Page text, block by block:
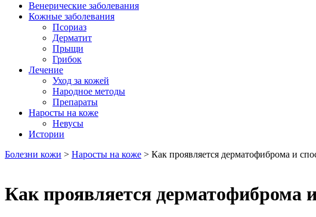
Венерические заболевания
Кожные заболевания
Псориаз
Дерматит
Прыщи
Грибок
Лечение
Уход за кожей
Народное методы
Препараты
Наросты на коже
Невусы
Истории
Болезни кожи > Наросты на коже > Как проявляется дерматофиброма и
Как проявляется дерматофиброма